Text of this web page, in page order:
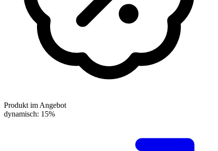
Produkt im Angebot
dynamisch: 15%